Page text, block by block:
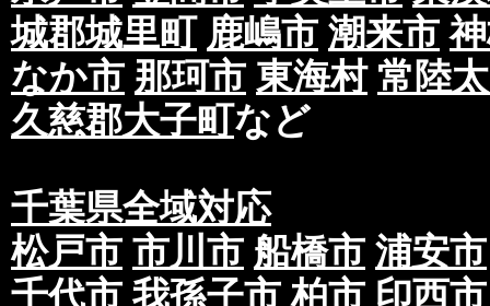
城郡城里町 鹿嶋市 潮来市
なか市 那珂市 東海村 常陸
久慈郡大子町など
千葉県全域対応
松戸市 市川市 船橋市 浦安市
千代市 我孫子市 柏市 印西市